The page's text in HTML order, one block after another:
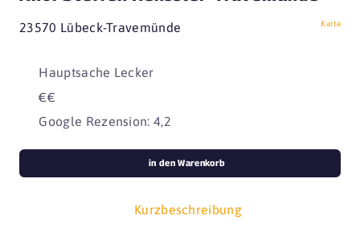
23570 Lübeck-Travemünde Karte
Hauptsache Lecker
€€
Google Rezension: 4,2
Kurzbeschreibung
in den Warenkorb